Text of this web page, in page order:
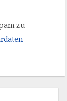
zu